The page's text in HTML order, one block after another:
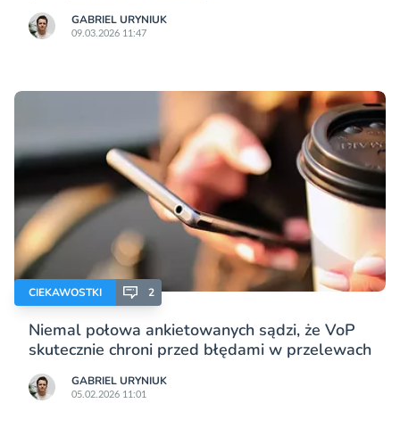
GABRIEL URYNIUK
09.03.2026 11:47
CIEKAWOSTKI 2
Niemal połowa ankietowanych sądzi, że VoP
skutecznie chroni przed błędami w przelewach
GABRIEL URYNIUK
05.02.2026 11:01